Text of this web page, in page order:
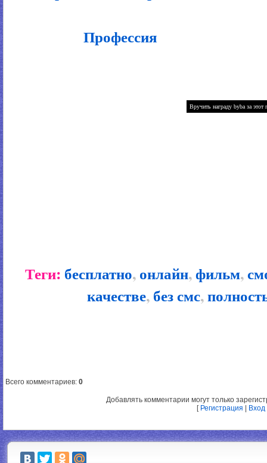
Профессия
Теги: бесплатно,онлайн,фильм,
качестве,без смс,
Всего комментариев: 0
Добавлять комментарии могут только
[ Регистрация Вход